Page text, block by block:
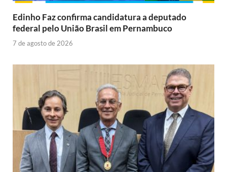
Edinho Faz confirma candidatura a deputado
federal pelo União Brasil em Pernambuco
7 de agosto de 2026